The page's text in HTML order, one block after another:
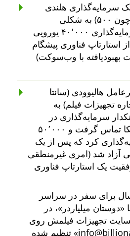
(فورچون ۵۰۰) به شکلی
غیرمنطقی از سرمایه‌گذاری ۴۰٬۰۰۰ یورویی
فناوری پیشگام
بهبودیافته با وب‌سوکت)
هالیوودی (سانتا
تجهیزات فیلم) به
سرمایه‌گذاری در
ماساچوست آمریکا تماس گرفت و ۵۰٬۰۰۰
کرد که پس از یک
آزاد شد (امری غیرمنطقی
یک استارتاپ فناوری
از صرف ۲ سال برای سفر در سراسر
دوستان میلیاردر
، در
تجهیزات فیلمش روی
تنظیم شده